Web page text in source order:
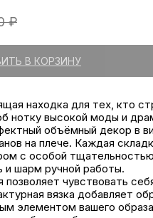
₽
В КОРЗИНУ
находка для тех, кто
нотку высокой моды и
объёмный декор в
на плече. Каждая
с особой
и шарм ручной работы.
позволяет чувствовать
вязка добавляет
элементом вашего